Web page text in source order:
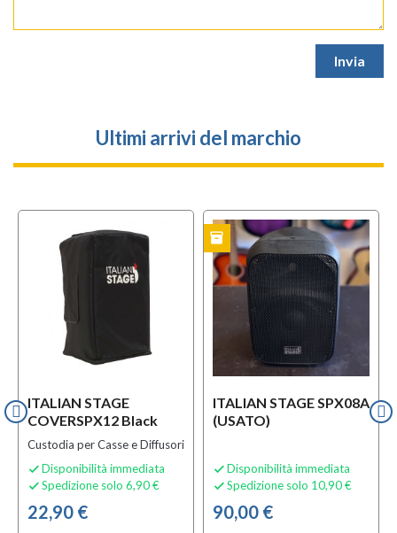
Ultimi arrivi del marchio
ITALIAN STAGE
COVERSPX12 Black
Custodia per Casse e Diffusori
 Disponibilità immediata
 Spedizione solo 6,90 €
22,90 €
ITALIAN STAGE SPX08A
(USATO)
 Disponibilità immediata
 Spedizione solo 10,90 €
90,00 €
inventory